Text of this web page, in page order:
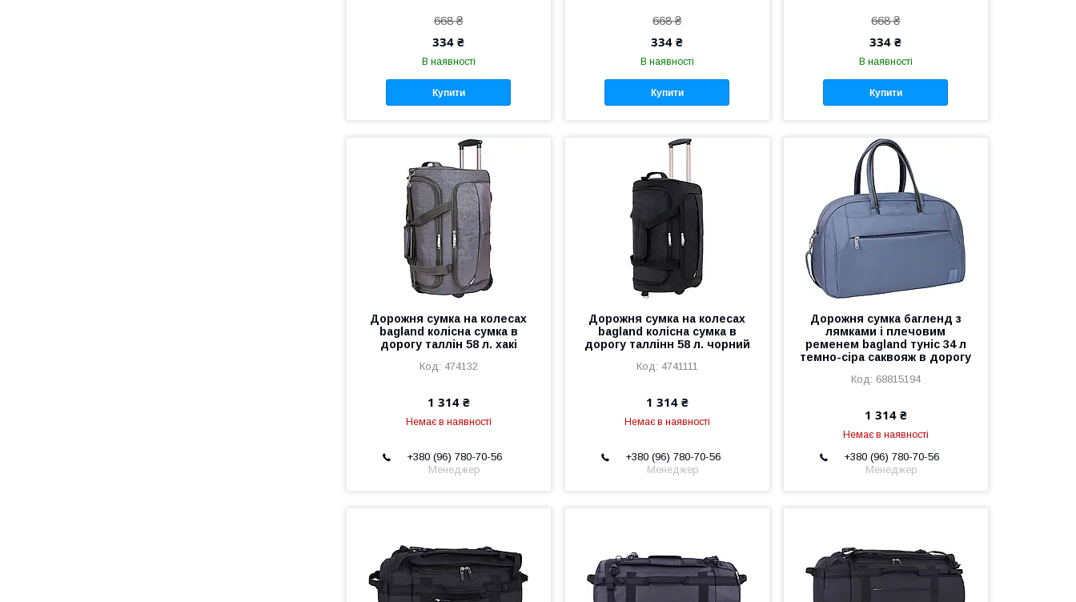
668 ₴
334 ₴
В наявності
Купити
668 ₴
334 ₴
В наявності
Купити
668 ₴
334 ₴
В наявності
Купити
Дорожня сумка на колесах
bagland колісна сумка в
дорогу таллін 58 л. хакі
474132
1 314 ₴
Немає в наявності
+380 (96) 780-70-56
Менеджер
Дорожня сумка на колесах
bagland колісна сумка в
дорогу таллінн 58 л. чорний
4741111
1 314 ₴
Немає в наявності
+380 (96) 780-70-56
Менеджер
Дорожня сумка багленд з
лямками і плечовим
ременем bagland туніс 34 л
темно-сіра саквояж в дорогу
68815194
1 314 ₴
Немає в наявності
+380 (96) 780-70-56
Менеджер